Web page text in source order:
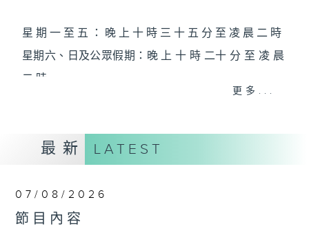
星 期 一 至 五 ： 晚 上 十 時 三 十 五 分 至 凌 晨 二 時
星期六、日及公眾假期：晚 上 十 時 二十 分 至 凌 晨
二 時
黃可柔、馬崇恩、蕭桐、陳婉紅、紅萍、林玉琴、陳
為顧及平日需要上班的聽眾，《戲曲之夜》安排在每
更多...
最新 LATEST
07/08/2026
節目內容